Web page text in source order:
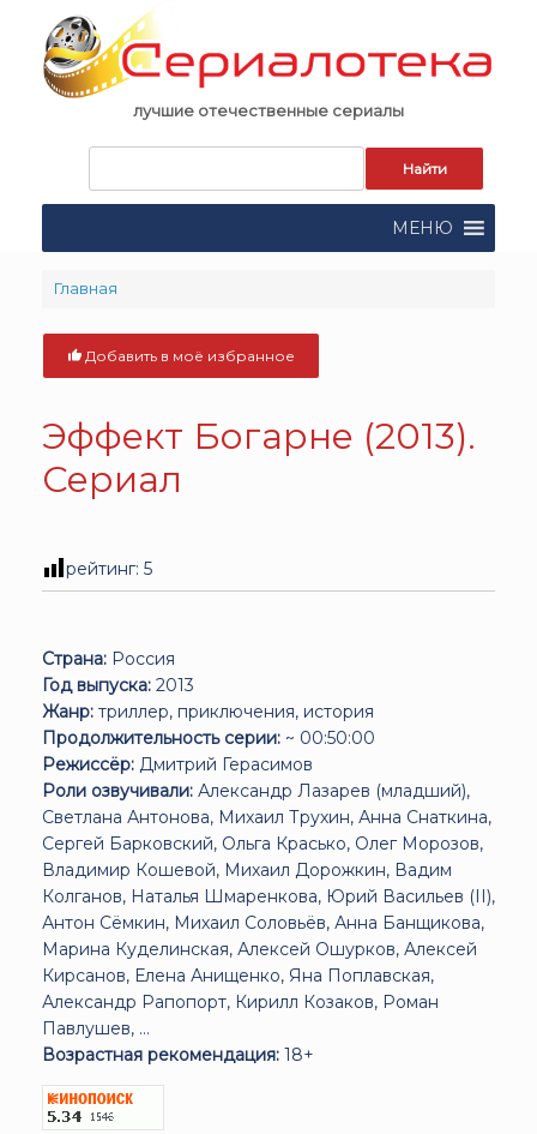
content
лучшие отечественные сериалы
поиска:
МЕНЮ
Главная
Добавить в моё избранное
Эффект Богарне (2013).
Сериал
рейтинг: 5
Страна: Россия
Год выпуска: 2013
Жанр: триллер, приключения, история
Продолжительность серии: ~ 00:50:00
Режиссёр: Дмитрий Герасимов
Роли озвучивали: Александр Лазарев (младший),
Светлана Антонова, Михаил Трухин, Анна Снаткина,
Сергей Барковский, Ольга Красько, Олег Морозов,
Владимир Кошевой, Михаил Дорожкин, Вадим
Колганов, Наталья Шмаренкова, Юрий Васильев (II),
Антон Сёмкин, Михаил Соловьёв, Анна Банщикова,
Марина Куделинская, Алексей Ошурков, Алексей
Кирсанов, Елена Анищенко, Яна Поплавская,
Александр Рапопорт, Кирилл Козаков, Роман
Павлушев, ...
Возрастная рекомендация: 18+